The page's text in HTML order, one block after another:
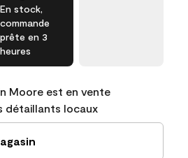
En stock,
commande
prête en 3
heures
Moore est en vente
détaillants locaux